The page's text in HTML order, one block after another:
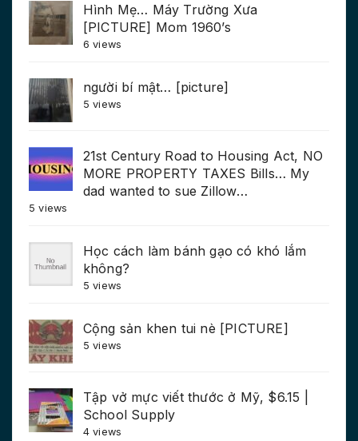
Hình Mẹ… Máy Trường Xưa
[PICTURE] Mom 1960’s
6 views
người bí mật… [picture]
5 views
21st Century Road to Housing Act, NO
MORE PROPERTY TAXES Bills… My
dad wanted to sue Zillow…
5 views
Học cách làm bánh gạo có khó lắm
không?
5 views
Cộng sản khen tui nè [PICTURE]
5 views
Tập vở mực viết thước ở Mỹ, $6.15 |
School Supply
4 views